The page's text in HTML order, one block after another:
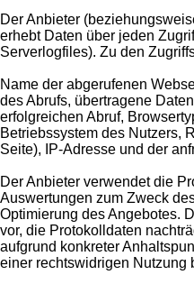
Der Anbieter
erhebt Daten über jeden
Serverlogfiles). Zu den
Name der abgerufenen
des Abrufs, übertragene
erfolgreichen Abruf,
Betriebssystem des Nutzers,
Seite), IP-Adresse und der
Der Anbieter verwendet die
Auswertungen zum Zweck
Optimierung des Angebotes.
vor, die Protokolldaten
aufgrund konkreter
einer rechtswidrigen Nutzung